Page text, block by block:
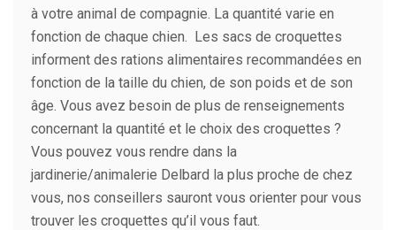
à votre animal de compagnie. La quantité varie en
fonction de chaque chien. Les sacs de croquettes
informent des rations alimentaires recommandées en
fonction de la taille du chien, de son poids et de son
âge. Vous avez besoin de plus de renseignements
concernant la quantité et le choix des croquettes ?
Vous pouvez vous rendre dans la
jardinerie/animalerie Delbard la plus proche de chez
vous, nos conseillers sauront vous orienter pour vous
trouver les croquettes qu’il vous faut.